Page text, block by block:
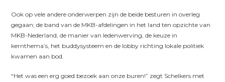
Ook op vele andere onderwerpen zijn de beide besturen in overleg
gegaan; de band van de MKB-afdelingen in het land ten opzichte van
MKB-Nederland, de manier van ledenwerving, de keuze in
kernthema’s, het buddysysteem en de lobby richting lokale politiek
kwamen aan bod.
“Het was een erg goed bezoek aan onze buren!” zegt Schelkers met